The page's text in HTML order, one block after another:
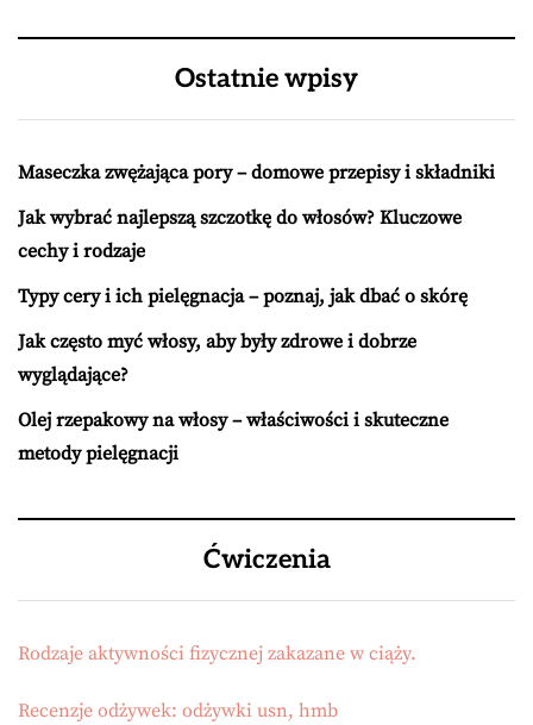
Ostatnie wpisy
Maseczka zwężająca pory – domowe przepisy i składniki
Jak wybrać najlepszą szczotkę do włosów? Kluczowe
cechy i rodzaje
Typy cery i ich pielęgnacja – poznaj, jak dbać o skórę
Jak często myć włosy, aby były zdrowe i dobrze
wyglądające?
Olej rzepakowy na włosy – właściwości i skuteczne
metody pielęgnacji
Ćwiczenia
Rodzaje aktywności fizycznej zakazane w ciąży.
Recenzje odżywek: odżywki usn, hmb